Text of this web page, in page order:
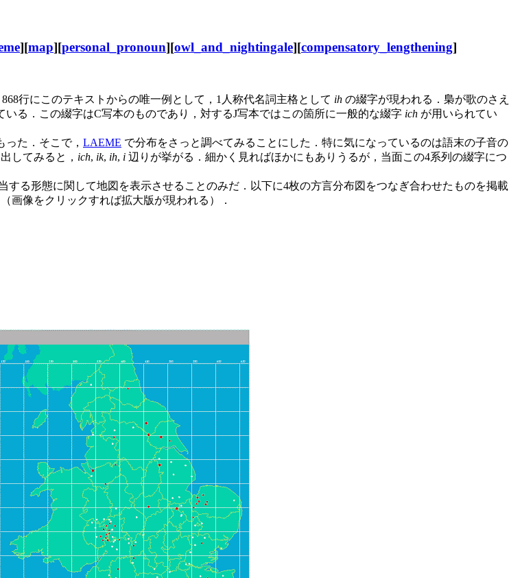
][map][personal_pronoun][owl_and_nightingale][compensatory_lengthening]
行にこのテキストからの唯一例として，1人称代名詞主格として ih の綴字が現われる．梟が歌のさえ
いる．この綴字はC写本のものであり，対するJ写本ではこの箇所に一般的な綴字 ich が用いられてい
た．そこで， LAEME で分布をさっと調べてみることにした．特に気になっているのは語末の子音の
してみると， ich, ik, ih, i 辺りが挙がる．細かく見ればほかにもありうるが，当面この4系列の綴字につ
る形態に関して地図を表示させることのみだ．以下に4枚の方言分布図をつなぎ合わせたものを掲載
画像をクリックすれば拡大版が現われる）．